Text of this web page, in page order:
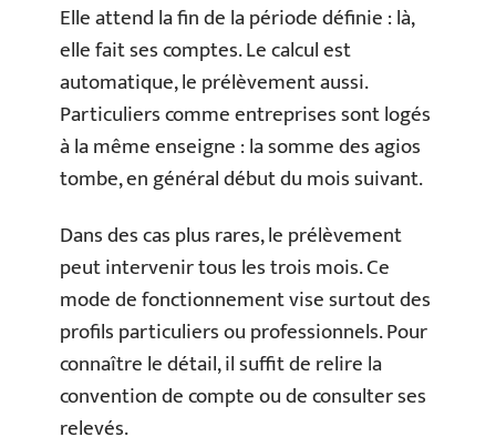
Elle attend la fin de la période définie : là,
elle fait ses comptes. Le calcul est
automatique, le prélèvement aussi.
Particuliers comme entreprises sont logés
à la même enseigne : la somme des agios
tombe, en général début du mois suivant.
Dans des cas plus rares, le prélèvement
peut intervenir tous les trois mois. Ce
mode de fonctionnement vise surtout des
profils particuliers ou professionnels. Pour
connaître le détail, il suffit de relire la
convention de compte ou de consulter ses
relevés.